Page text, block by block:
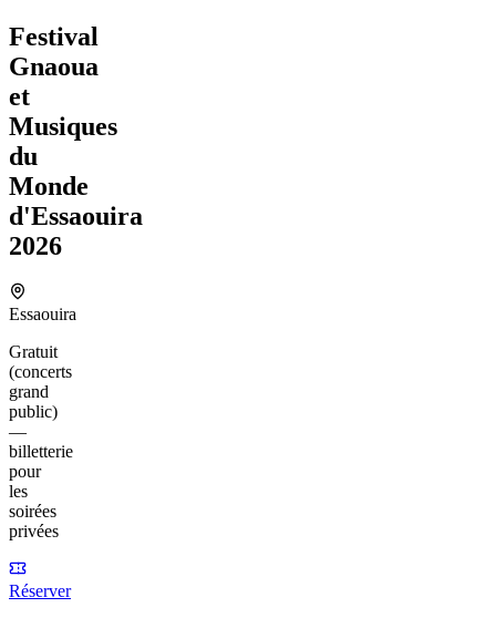
Festival
Gnaoua
et
Musiques
du
Monde
d'Essaouira
2026
Essaouira
Gratuit
(concerts
grand
public)
—
billetterie
pour
les
soirées
privées
Réserver